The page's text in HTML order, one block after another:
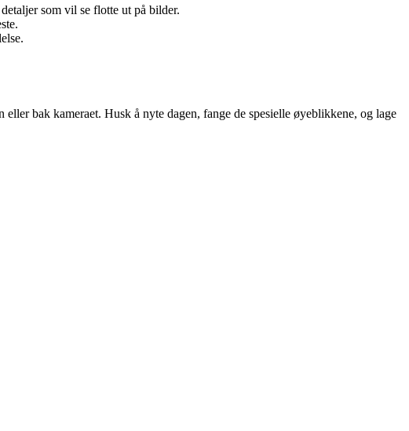
som vil se flotte ut på bilder.
bak kameraet. Husk å nyte dagen, fange de spesielle øyeblikkene, og lage